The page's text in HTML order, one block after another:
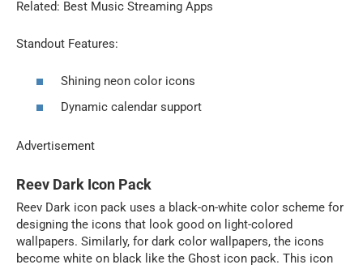
Related: Best Music Streaming Apps
Standout Features:
Shining neon color icons
Dynamic calendar support
Advertisement
Reev Dark Icon Pack
Reev Dark icon pack uses a black-on-white color scheme for
designing the icons that look good on light-colored
wallpapers. Similarly, for dark color wallpapers, the icons
become white on black like the Ghost icon pack. This icon